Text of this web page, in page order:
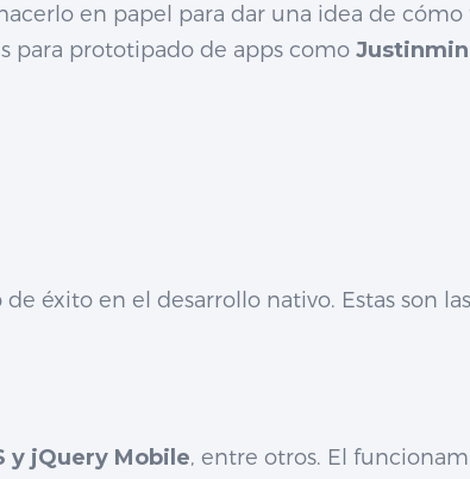
en papel para dar una idea de
para prototipado de apps como
éxito en el desarrollo nativo. Estas son
y jQuery Mobile, entre otros. El